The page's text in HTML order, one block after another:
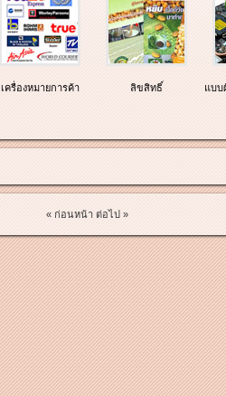
เครื่องหมายการค้า ลิขสิทธิ์ แบบ
« ก่อนหน้า ต่อไป »